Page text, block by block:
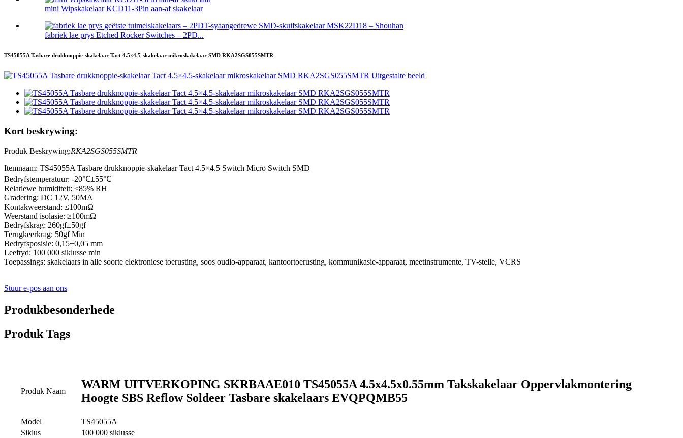
mini Wipskakelaar KCD11-3Pin aan-af skakelaar
fabriek lae prys Etched Rocker Switches – 2PD...
TS45055A Tasbare drukknoppie-skakelaar Tact 4.5×4.5-skakelaar mikroskakelaar SMD RKA2SGS055SMTR
Kort beskrywing:
Produk Beskrywing:RKA2SGS055SMTR
Itemnaam: TS45055A Tasbare drukknoppie-skakelaar Tact 4.5×4.5 Switch Micro Switch SMD
Bedryfstemperatuur: -20℃±55℃
Relatiewe humiditeit: ≤85% RH
Gradering: DC 12V, 50MA
Kontakweerstand: ≤100mΩ
Weerstand isolasie: ≥100mΩ
Bedryfskrag: 260gf±50gf
Terugkeerkrag: 50gf Min
Bedryfsposisie: 0,15±0,05 mm
Leeftyd: 100 000 siklusse min
Toepassings: skakelaars in alle soorte elektroniese toerusting, soos oudio-apparaat, kantoortoerusting, kommunikasie-apparaat, meetinstrumente, TV-stelle, VCRS
Stuur e-pos aan ons
Produkbesonderhede
Produk Tags
Produk Naam
WARM UITVERKOPING SKRBAAE010 TS45055A 4.5x4.5x0.55mm Takskakelaar Oppervlakmontering
Hoogte SBS Reflow Soldeer Tasbare skakelaars EVQPQMB55
Model
TS45055A
Siklus
100 000 siklusse